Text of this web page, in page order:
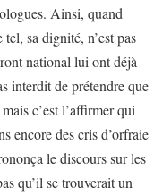
Ainsi, quand
sa dignité, n’est pas
national lui ont déjà
interdit de prétendre que
c’est l’affirmer qui
encore des cris d’orfraie
le discours sur les
qu’il se trouverait un